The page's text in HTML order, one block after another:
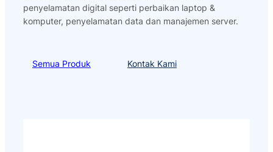
penyelamatan digital seperti perbaikan laptop &
komputer, penyelamatan data dan manajemen server.
Semua Produk Kontak Kami